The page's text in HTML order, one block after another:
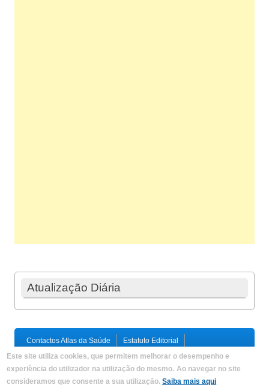
Atualização Diária
Contactos Atlas da Saúde
Estatuto Editorial
Ficha Técnica
Política de Privacidade / Termos e Condições
Mapa do Site
Este site utiliza cookies, que permitem melhorar o desempenho e
experiência do utilizador na utilização do mesmo. Ao navegar no site
consideramos que consente a sua utilização.Saiba mais aqui